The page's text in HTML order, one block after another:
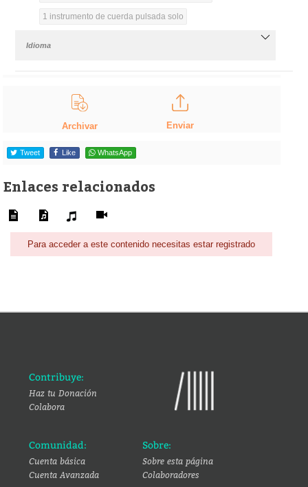
1 instrumento de cuerda pulsada solo
Idioma
Archivar Enviar
Tweet Like WhatsApp
Enlaces relacionados
Para acceder a este contenido necesitas estar registrado
Contribuye:
Haz tu Donación
Colabora
Comunidad:
Cuenta básica
Cuenta Avanzada
Sobre:
Sobre esta página
Colaboradores